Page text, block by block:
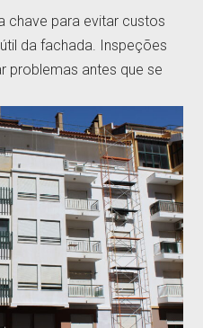
chave para evitar custos
da fachada. Inspeções
problemas antes que se